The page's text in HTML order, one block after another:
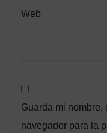
Web
Guarda mi nombre,
navegador para la